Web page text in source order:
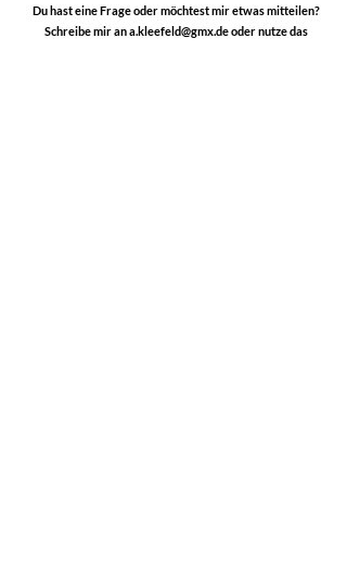
Du hast eine Frage oder möchtest mir etwas mitteilen?
Schreibe mir an a.kleefeld@gmx.de oder nutze das